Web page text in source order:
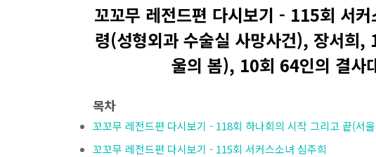
꼬꼬무 레전드편 다시보기 - 115회 서
령(성형외과 수술실 사망사건), 장서희
울의 봄), 10회 64인의 결사
목차
꼬꼬무 레전드편 다시보기 - 118회 하나회의 시작 그리고 끝(서
꼬꼬무 레전드편 다시보기 - 115회 서커스소녀 심주희